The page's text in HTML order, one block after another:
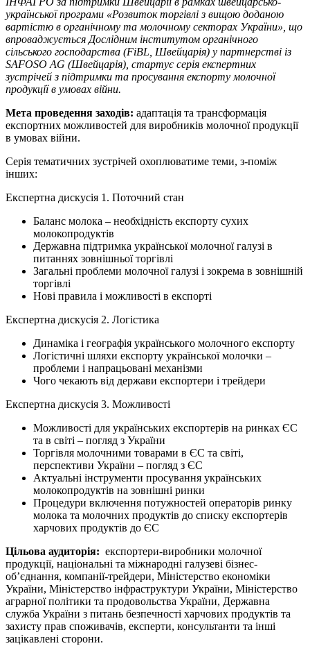
української програми «Розвиток торгівлі з вищою доданою
вартістю в органічному та молочному секторах України», що
впроваджується Дослідним інститутом органічного
сільського господарства (FiBL , Швейцарія) у партнерстві із
SAFOSO AG (Швейцарія), стартує серія експертних
зустрічей з підтримки та просування експорту молочної
продукції в умовах війни.
Мета проведення заходів: адаптація та трансформація
експортних можливостей для виробників молочної продукції
в умовах війни.
Серія тематичних зустрічей охоплюватиме теми, з-поміж
інших:
Експертна дискусія 1. Поточний стан
Баланс молока – необхідність експорту сухих
молокопродуктів
Державна підтримка української молочної галузі в
питаннях зовнішньої торгівлі
Загальні проблеми молочної галузі і зокрема в зовнішній
торгівлі
Нові правила і можливості в експорті
Експертна дискусія 2. Логістика
Динаміка і географія українського молочного експорту
Логістичні шляхи експорту української молочки –
проблеми і напрацьовані механізми
Чого чекають від держави експортери і трейдери
Експертна дискусія 3. Можливості
Можливості для українських експортерів на ринках ЄС
та в світі – погляд з України
Торгівля молочними товарами в ЄС та світі,
перспективи України – погляд з ЄС
Актуальні інструменти просування українських
молокопродуктів на зовнішні ринки
Процедури включення потужностей операторів ринку
молока та молочних продуктів до списку експортерів
харчових продуктів до ЄС
Цільова аудиторія: експортери-виробники молочної
продукції, національні та міжнародні галузеві бізнес-
об’єднання, компанії-трейдери, Міністерство економіки
України, Міністерство інфраструктури України, Міністерство
аграрної політики та продовольства України, Державна
служба України з питань безпечності харчових продуктів та
захисту прав споживачів, експерти, консультанти та інші
зацікавлені сторони.